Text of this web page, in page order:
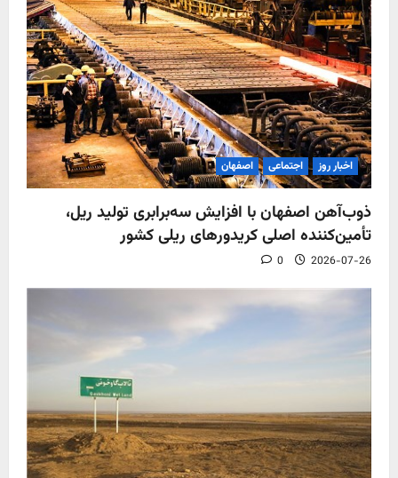
اخبار روز اجتماعی اصفهان
ذوب‌آهن اصفهان با افزایش سه‌برابری تولید ریل،
تأمین‌کننده اصلی کریدورهای ریلی کشور
2026-07-26
0